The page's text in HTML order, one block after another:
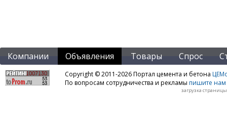
Компании Объявления Товары Спрос
Copyright © 2011-2026 Портал цемента и бетона
По вопросам сотрудничества и рекламы пишите нам
загрузка